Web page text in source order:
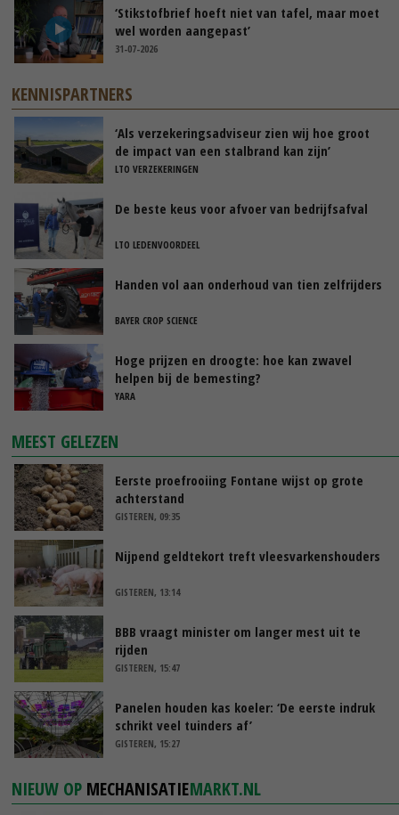
‘Stikstofbrief hoeft niet van tafel, maar moet
wel worden aangepast’
31-07-2026
KENNISPARTNERS
‘Als verzekeringsadviseur zien wij hoe groot
de impact van een stalbrand kan zijn’
LTO VERZEKERINGEN
De beste keus voor afvoer van bedrijfsafval
LTO LEDENVOORDEEL
Handen vol aan onderhoud van tien zelfrijders
BAYER CROP SCIENCE
Hoge prijzen en droogte: hoe kan zwavel
helpen bij de bemesting?
YARA
MEEST GELEZEN
Eerste proefrooiing Fontane wijst op grote
achterstand
GISTEREN, 09:35
Nijpend geldtekort treft vleesvarkenshouders
GISTEREN, 13:14
BBB vraagt minister om langer mest uit te
rijden
GISTEREN, 15:47
Panelen houden kas koeler: ‘De eerste indruk
schrikt veel tuinders af’
GISTEREN, 15:27
NIEUW OP MECHANISATIEMARKT.NL